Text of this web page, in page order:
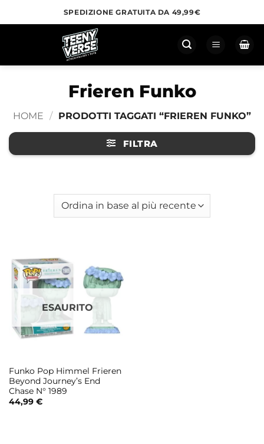
ai
SPEDIZIONE GRATUITA DA 49,99€
Frieren Funko
HOME / PRODOTTI TAGGATI “FRIEREN FUNKO”
FILTRA
ESAURITO
Funko Pop Himmel Frieren
Beyond Journey’s End
Chase N° 1989
44,99 €